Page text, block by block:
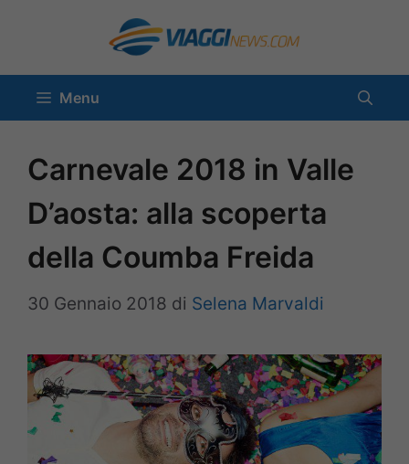
contenuto
Menu
Carnevale 2018 in Valle
D’aosta: alla scoperta
della Coumba Freida
30 Gennaio 2018 di Selena Marvaldi